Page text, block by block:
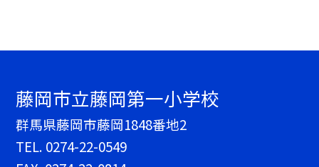
藤岡市立藤岡第一小学校
群馬県藤岡市藤岡1848番地2
TEL. 0274-22-0549